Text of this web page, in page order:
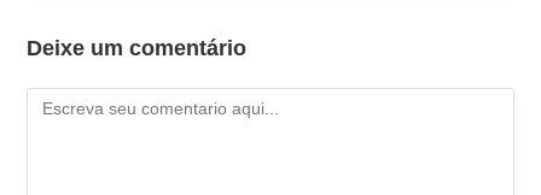
Deixe um comentário